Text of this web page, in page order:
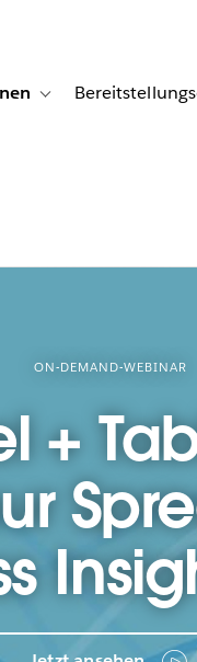
Toggle sub-navigation
ON-DEMAND-WEBINAR
+